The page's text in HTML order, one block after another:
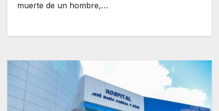
muerte de un hombre,…